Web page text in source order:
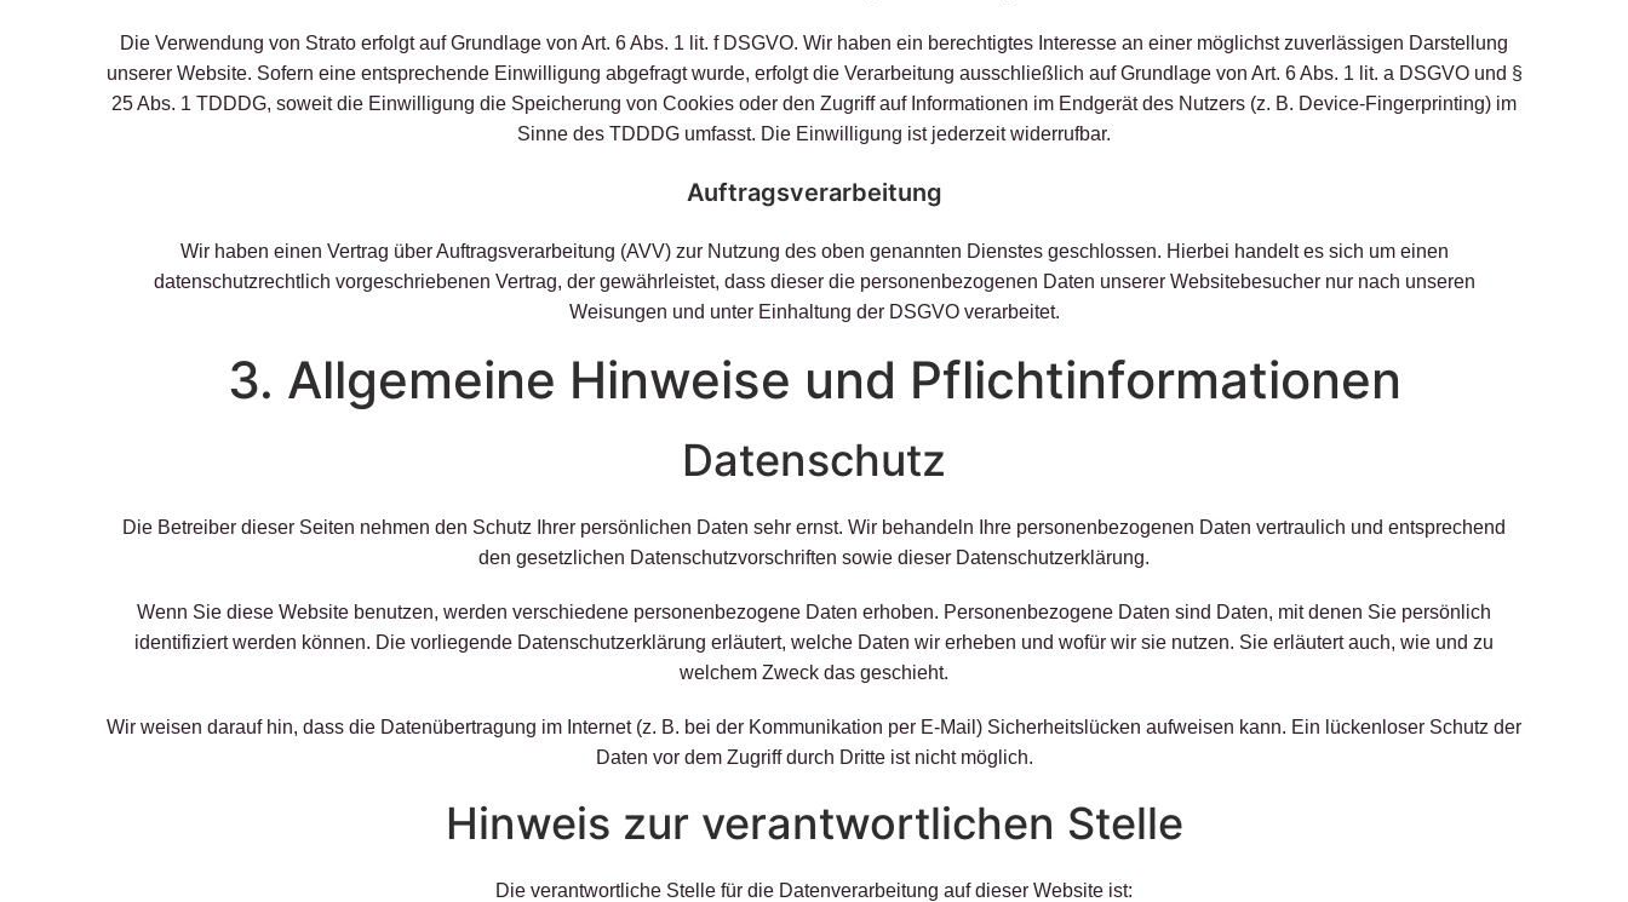
Die Verwendung von Strato erfolgt auf Grundlage von Art. 6 Abs. 1 lit. f DSGVO. Wir haben ein berechtigtes Interesse an einer möglichst zuverlässigen Darstellung
unserer Website. Sofern eine entsprechende Einwilligung abgefragt wurde, erfolgt die Verarbeitung ausschließlich auf Grundlage von Art. 6 Abs. 1 lit. a DSGVO und §
25 Abs. 1 TDDDG, soweit die Einwilligung die Speicherung von Cookies oder den Zugriff auf Informationen im Endgerät des Nutzers (z. B. Device-Fingerprinting) im
Sinne des TDDDG umfasst. Die Einwilligung ist jederzeit widerrufbar.
Auftragsverarbeitung
Wir haben einen Vertrag über Auftragsverarbeitung (AVV) zur Nutzung des oben genannten Dienstes geschlossen. Hierbei handelt es sich um einen
datenschutzrechtlich vorgeschriebenen Vertrag, der gewährleistet, dass dieser die personenbezogenen Daten unserer Websitebesucher nur nach unseren
Weisungen und unter Einhaltung der DSGVO verarbeitet.
3. Allgemeine Hinweise und Pflicht­informationen
Datenschutz
Die Betreiber dieser Seiten nehmen den Schutz Ihrer persönlichen Daten sehr ernst. Wir behandeln Ihre personenbezogenen Daten vertraulich und entsprechend
den gesetzlichen Datenschutzvorschriften sowie dieser Datenschutzerklärung.
Wenn Sie diese Website benutzen, werden verschiedene personenbezogene Daten erhoben. Personenbezogene Daten sind Daten, mit denen Sie persönlich
identifiziert werden können. Die vorliegende Datenschutzerklärung erläutert, welche Daten wir erheben und wofür wir sie nutzen. Sie erläutert auch, wie und zu
welchem Zweck das geschieht.
Wir weisen darauf hin, dass die Datenübertragung im Internet (z. B. bei der Kommunikation per E-Mail) Sicherheitslücken aufweisen kann. Ein lückenloser Schutz der
Daten vor dem Zugriff durch Dritte ist nicht möglich.
Hinweis zur verantwortlichen Stelle
Die verantwortliche Stelle für die Datenverarbeitung auf dieser Website ist: